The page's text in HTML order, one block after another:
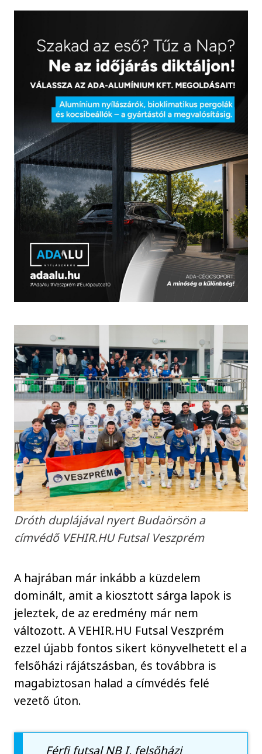
Dróth duplájával nyert Budaörsön a
címvédő VEHIR.HU Futsal Veszprém
A hajrában már inkább a küzdelem
dominált, amit a kiosztott sárga lapok is
jeleztek, de az eredmény már nem
változott. A VEHIR.HU Futsal Veszprém
ezzel újabb fontos sikert könyvelhetett el a
felsőházi rájátszásban, és továbbra is
magabiztosan halad a címvédés felé
vezető úton.
Férfi futsal NB I, felsőházi